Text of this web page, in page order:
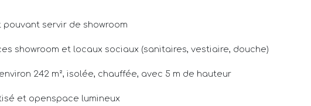
servir de showroom
showroom et locaux sociaux (sanitaires, vestiaire, douche)
242 m², isolée, chauffée, avec 5 m de hauteur
et openspace lumineux